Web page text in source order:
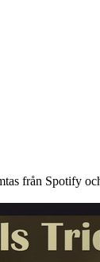
från Spotify